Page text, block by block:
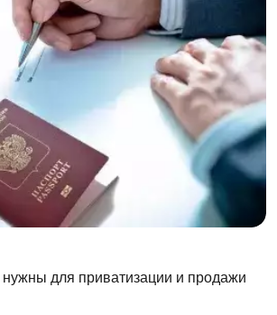
нужны для приватизации и продажи